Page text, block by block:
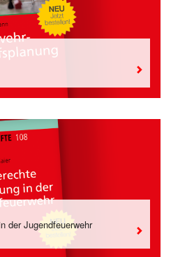
der Jugendfeuerwehr